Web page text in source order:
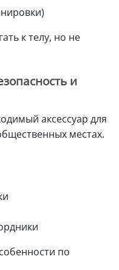
к телу, но не
и
аксессуар для
местах.
по